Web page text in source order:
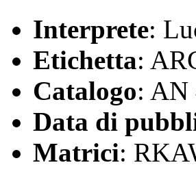
Interprete:
Etichetta:
Catalogo: AN
Data di
Matrici: